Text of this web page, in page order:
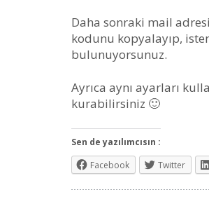
Daha sonraki mail
kodunu kopyalayıp,
bulunuyorsunuz.
Ayrıca aynı ayarları
kurabilirsiniz 🙂
Sen de yazılımcısın :
Facebook
Twitter